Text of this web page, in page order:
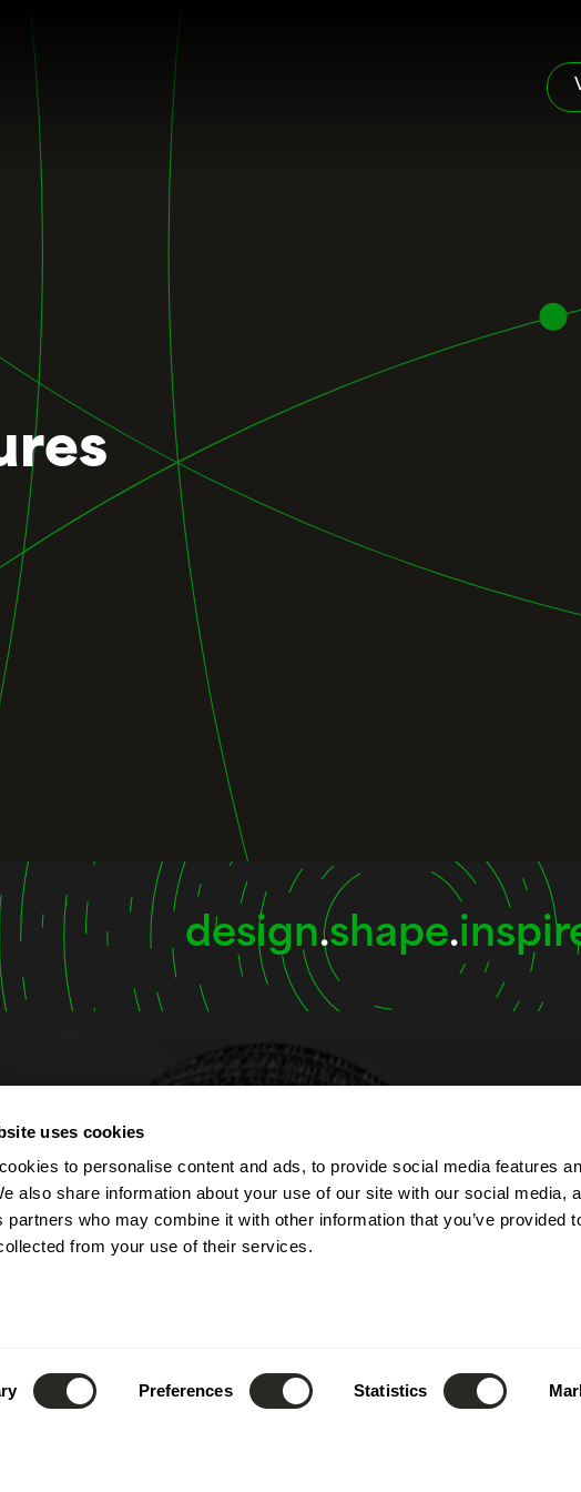
uses cookies
to personalise content and ads, to provide social media features
also share information about your use of our site with our social media,
partners who may combine it with other information that you’ve provided
from your use of their services.
Preferences Statistics
design.shape.
Contact
4, rue Albert Simon
L-5315 Contern
Luxembourg
L'entreprise est
au vendredi de
jours fériés et
annuel.